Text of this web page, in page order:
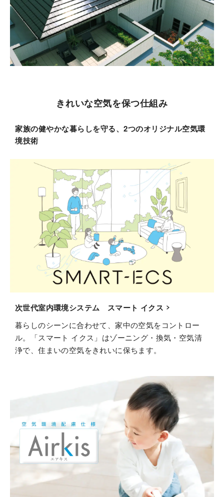
きれいな空気を保つ仕組み
家族の健やかな暮らしを守る、2つのオリジナル空気環
境技術
次世代室内環境システム スマート イクス
暮らしのシーンに合わせて、家中の空気をコントロー
ル。「スマート イクス」はゾーニング・換気・空気清
浄で、住まいの空気をきれいに保ちます。